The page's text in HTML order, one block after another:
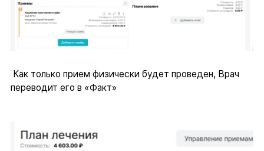
Как только прием физически будет проведен, Врач
переводит его в «Факт»